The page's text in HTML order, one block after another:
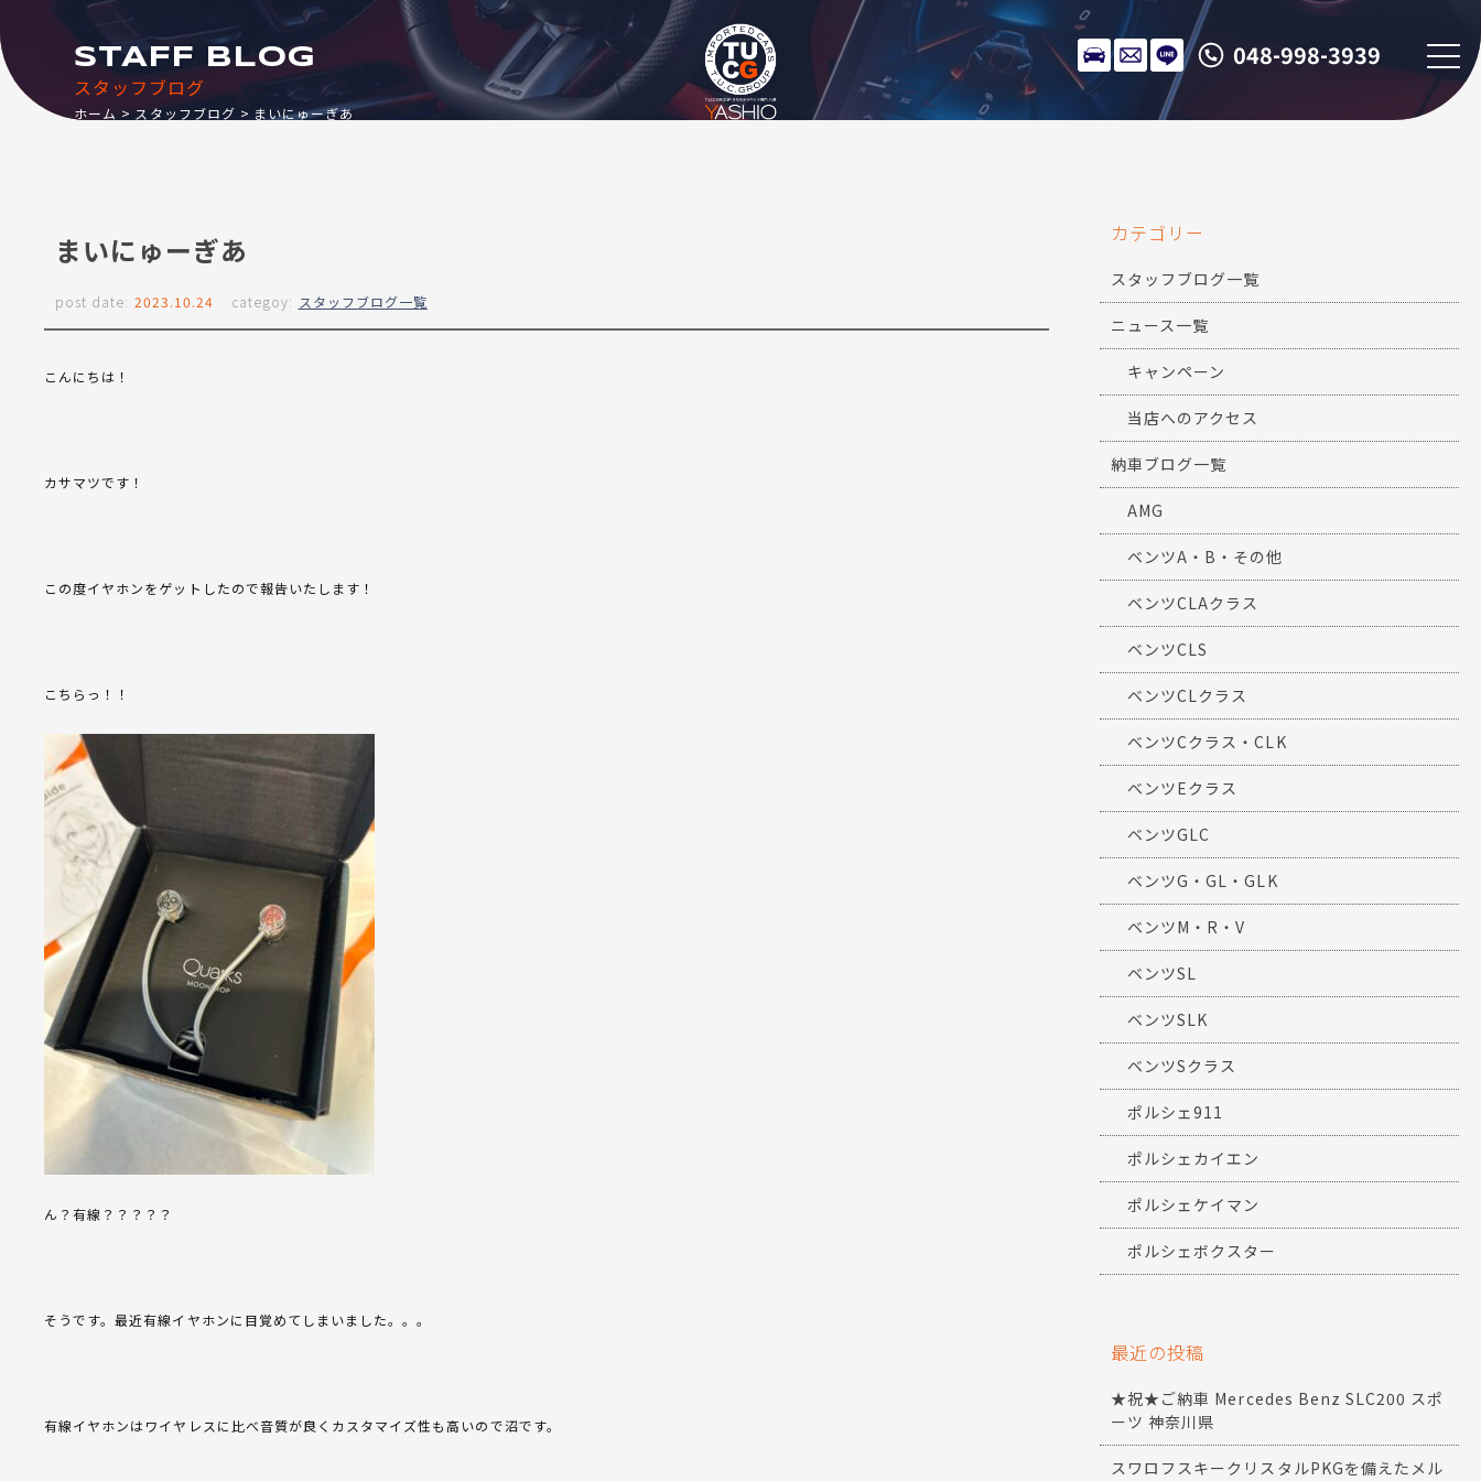
048-998-3939
スタッフブログ
STAFF BLOG
ホーム スタッフブログ まいにゅーぎあ
まいにゅーぎあ
post date: 2023.10.24 categoy: スタッフブログ一覧
こんにちは！
カサマツです！
この度イヤホンをゲットしたので報告いたします！
こちらっ！！
ん？有線？？？？？
そうです。最近有線イヤホンに目覚めてしまいました。。。
有線イヤホンはワイヤレスに比べ音質が良くカスタマイズ性も高いので沼です。
カテゴリー
スタッフブログ一覧
ニュース一覧
キャンペーン
当店へのアクセス
納車ブログ一覧
AMG
ベンツA・B・その他
ベンツCLAクラス
ベンツCLS
ベンツCLクラス
ベンツCクラス・CLK
ベンツEクラス
ベンツGLC
ベンツG・GL・GLK
ベンツM・R・V
ベンツSL
ベンツSLK
ベンツSクラス
ポルシェ911
ポルシェカイエン
ポルシェケイマン
ポルシェボクスター
最近の投稿
★祝★ご納車 Mercedes Benz SLC200 スポ
ーツ 神奈川県
スワロフスキークリスタルPKGを備えたメル